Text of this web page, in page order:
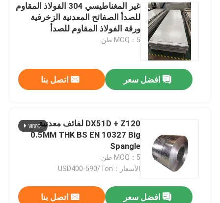
غير المغناطيسي 304 الفولاذ المقاوم
للصدأ الصفائح المعدنية الزخرفية
ورقة الفولاذ المقاوم للصدأ
MOQ：5 طن
افضل سعر اتصل بنا
DX51D + Z120 لفائف معدنية
0.5MM THK BS EN 10327 Big
Spangle
MOQ：5 طن
الأسعار：USD400-590/Ton
افضل سعر اتصل بنا